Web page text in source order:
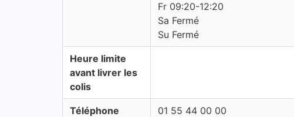
Fr 09:20-12:20
Sa Fermé
Su Fermé
Heure limite
avant livrer les
colis
Téléphone 01 55 44 00 00